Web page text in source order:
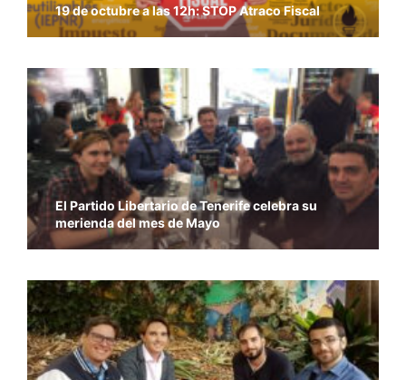
19 de octubre a las 12h: STOP Atraco Fiscal
El Partido Libertario de Tenerife celebra su
merienda del mes de Mayo